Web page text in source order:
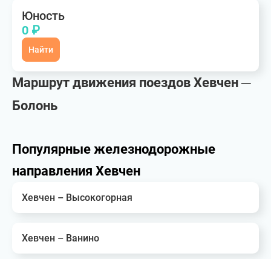
Юность
0 ₽
Найти
Маршрут движения поездов Хевчен ─
Болонь
Популярные железнодорожные
направления Хевчен
Хевчен – Высокогорная
Хевчен – Ванино